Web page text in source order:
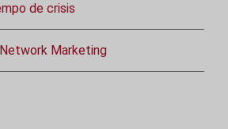
de crisis
Marketing